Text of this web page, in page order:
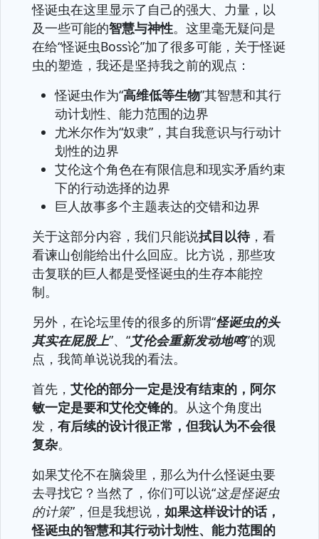
怪诞虫在这里显示了自己的强大、力量，以
及一些可能的智慧与神性。这里毫无疑问是
在给“怪诞虫Boss论”加了很多可能，关于怪诞
虫的塑造，我还是坚持我之前的观点：
怪诞虫作为“高维低等生物”其智慧和其行
动计划性、能力范围的边界
尤米尔作为“奴隶”，其自我意识与行动计
划性的边界
艾伦这个角色在有限信息和现实矛盾约束
下的行动选择的边界
巨人故事多个主题表达的交错和边界
关于这部分内容，我们只能说拭目以待，看
看谏山创能给出什么回应。比方说，那些攻
击复联的巨人都是受怪诞虫的生存本能控
制。
另外，在论坛里传的很多的所谓“怪诞虫的头
其实在屁股上”、“艾伦会重新发动地鸣”的观
点，我简单说说我的看法。
首先， 艾伦的部分一定是没有结束的，阿尔
敏一定是要和艾伦交锋的。从这个角度出
发， 有后续的设计很正常，但我认为不会很
复杂。
如果艾伦不在脑袋里，那么为什么怪诞虫要
去寻找它？当然了，你们可以说“这是怪诞虫
的计策”，但是我想说， 如果这样设计的话，
怪诞虫的智慧和其行动计划性、能力范围的